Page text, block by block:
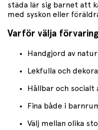
städa lär sig barnet att
med syskon eller
Varför välja
Handgjord av
Lekfulla och
Hållbar och socialt
Fina både i
Välj mellan olika